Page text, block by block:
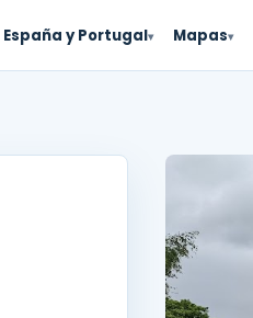
España y Portugal▾ Mapas▾